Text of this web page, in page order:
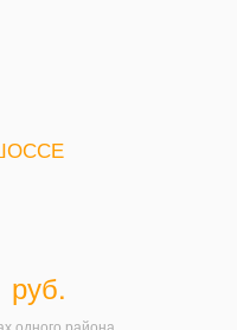
руб.
одного района.